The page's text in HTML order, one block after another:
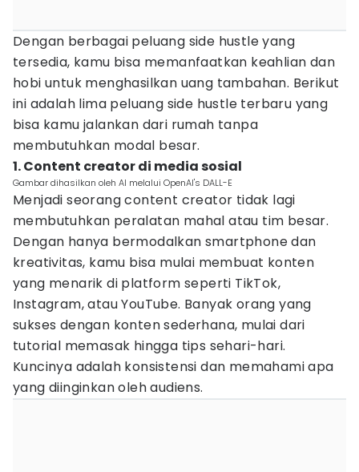
Dengan berbagai peluang side hustle yang
tersedia, kamu bisa memanfaatkan keahlian dan
hobi untuk menghasilkan uang tambahan. Berikut
ini adalah lima peluang side hustle terbaru yang
bisa kamu jalankan dari rumah tanpa
membutuhkan modal besar.
1. Content creator di media sosial
Gambar dihasilkan oleh AI melalui OpenAI's DALL-E
Menjadi seorang content creator tidak lagi
membutuhkan peralatan mahal atau tim besar.
Dengan hanya bermodalkan smartphone dan
kreativitas, kamu bisa mulai membuat konten
yang menarik di platform seperti TikTok,
Instagram, atau YouTube. Banyak orang yang
sukses dengan konten sederhana, mulai dari
tutorial memasak hingga tips sehari-hari.
Kuncinya adalah konsistensi dan memahami apa
yang diinginkan oleh audiens.